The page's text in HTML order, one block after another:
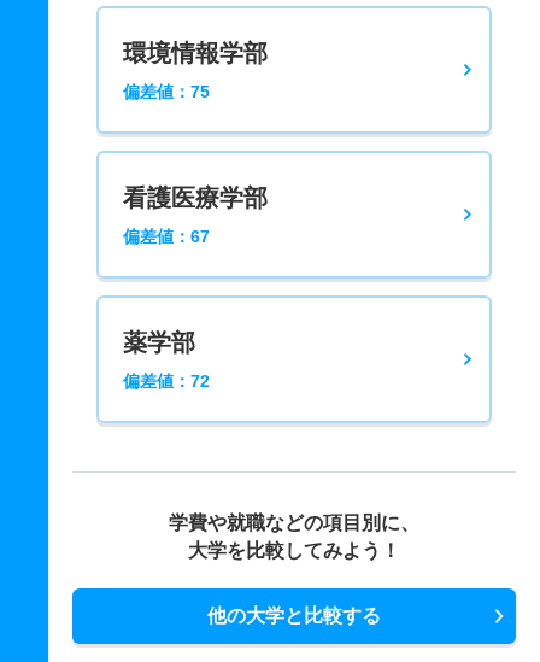
環境情報学部
偏差値：75
看護医療学部
偏差値：67
薬学部
偏差値：72
学費や就職などの項目別に、
大学を比較してみよう！
他の大学と比較する